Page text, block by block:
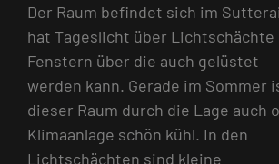
Der Raum befindet sich im
hat Tageslicht über Lichtschächte
Fenstern über die auch gelüstet
werden kann. Gerade im Sommer
dieser Raum durch die Lage auch
Klimaanlage schön kühl. In den
Lichtschächten sind kleine